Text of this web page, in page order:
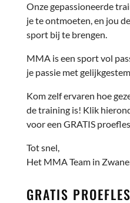
Onze gepassioneerde
je te ontmoeten, en jou
sport bij te brengen.
MMA is een sport vol
je passie met
Kom zelf ervaren hoe
de training is! Klik
voor een GRATIS
Tot snel,
Het MMA Team in
GRATIS